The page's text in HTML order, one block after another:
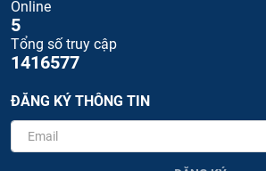
Online
5
Tổng số truy cập
1416577
ĐĂNG KÝ THÔNG TIN